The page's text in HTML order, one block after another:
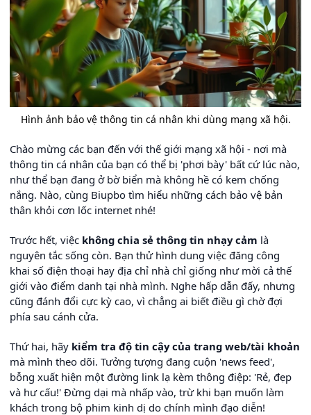
Hình ảnh bảo vệ thông tin cá nhân khi dùng mạng xã hội.
Chào mừng các bạn đến với thế giới mạng xã hội - nơi mà
thông tin cá nhân của bạn có thể bị 'phơi bày' bất cứ lúc nào,
như thể bạn đang ở bờ biển mà không hề có kem chống
nắng. Nào, cùng Biupbo tìm hiểu những cách bảo vệ bản
thân khỏi cơn lốc internet nhé!
Trước hết, việc không chia sẻ thông tin nhạy cảm là
nguyên tắc sống còn. Bạn thử hình dung việc đăng công
khai số điện thoại hay địa chỉ nhà chỉ giống như mời cả thế
giới vào điểm danh tại nhà mình. Nghe hấp dẫn đấy, nhưng
cũng đánh đổi cực kỳ cao, vì chẳng ai biết điều gì chờ đợi
phía sau cánh cửa.
Thứ hai, hãy kiểm tra độ tin cậy của trang web/tài khoản
mà mình theo dõi. Tưởng tượng đang cuộn 'news feed',
bỗng xuất hiện một đường link lạ kèm thông điệp: 'Rẻ, đẹp
và hư cấu!' Đừng dại mà nhấp vào, trừ khi bạn muốn làm
khách trong bộ phim kinh dị do chính mình đạo diễn!